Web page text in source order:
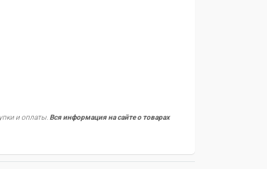
и оплаты.Вся информация на сайте о товарах